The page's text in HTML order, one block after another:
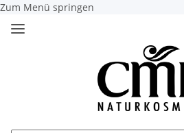
Zum Menü springen